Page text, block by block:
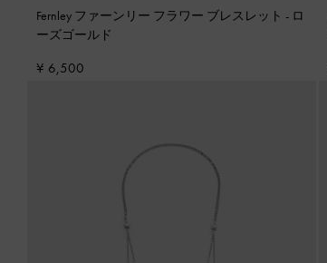
Fernley ファーンリー フラワー ブレスレット - ロ
ーズゴールド
¥ 6,500